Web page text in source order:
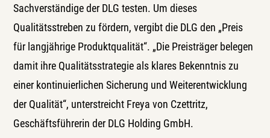
Sachverständige der DLG testen. Um dieses
Qualitätsstreben zu fördern, vergibt die DLG den „Preis
für langjährige Produktqualität“. „Die Preisträger belegen
damit ihre Qualitätsstrategie als klares Bekenntnis zu
einer kontinuierlichen Sicherung und Weiterentwicklung
der Qualität“, unterstreicht Freya von Czettritz,
Geschäftsführerin der DLG Holding GmbH.